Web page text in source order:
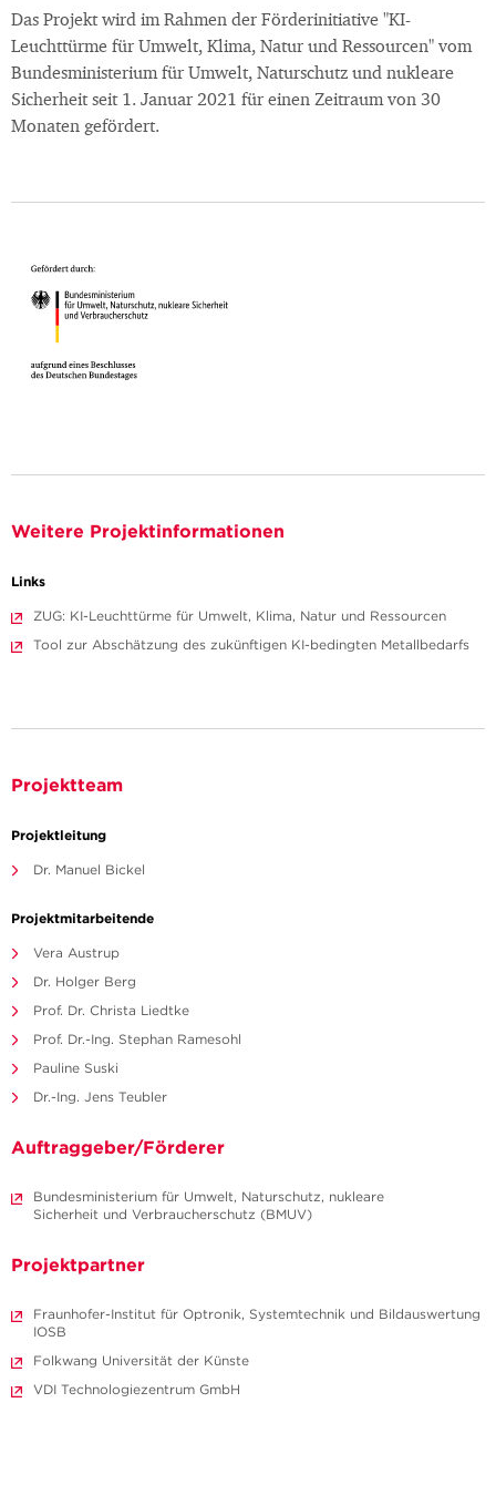
Das Projekt wird im Rahmen der Förderinitiative "KI-
Leuchttürme für Umwelt, Klima, Natur und Ressourcen" vom
Bundesministerium für Umwelt, Naturschutz und nukleare
Sicherheit seit 1. Januar 2021 für einen Zeitraum von 30
Monaten gefördert.
Weitere Projektinformationen
Links
ZUG: KI-Leuchttürme für Umwelt, Klima, Natur und Ressourcen
Tool zur Abschätzung des zukünftigen KI-bedingten Metallbedarfs
Projektteam
Projektleitung
Dr. Manuel Bickel
Projektmitarbeitende
Vera Austrup
Dr. Holger Berg
Prof. Dr. Christa Liedtke
Prof. Dr.-Ing. Stephan Ramesohl
Pauline Suski
Dr.-Ing. Jens Teubler
Auftraggeber/Förderer
Bundesministerium für Umwelt, Naturschutz, nukleare
Sicherheit und Verbraucherschutz (BMUV)
Projektpartner
Fraunhofer-Institut für Optronik, Systemtechnik und Bildauswertung
IOSB
Folkwang Universität der Künste
VDI Technologiezentrum GmbH